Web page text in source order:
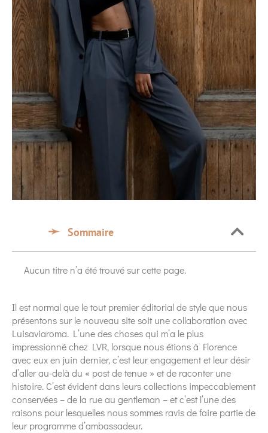
Sommaire
Aucun titre n’a été trouvé sur cette page.
Il est normal que le tout premier éditorial de style que nous
présentons sur le nouveau site soit une collaboration avec
Luisaviaroma. L’une des choses qui m’a le plus
impressionné chez LVR, lorsque nous étions à Florence
avec eux en juin dernier, c’est leur engagement et leur désir
d’aller au-delà du « post de tenue » et de raconter une
histoire. C’est évident dans leurs collections impeccablement
conservées – de la rue au gentleman – et c’est l’une des
raisons pour lesquelles nous sommes ravis de faire partie de
leur programme d’ambassadeur.